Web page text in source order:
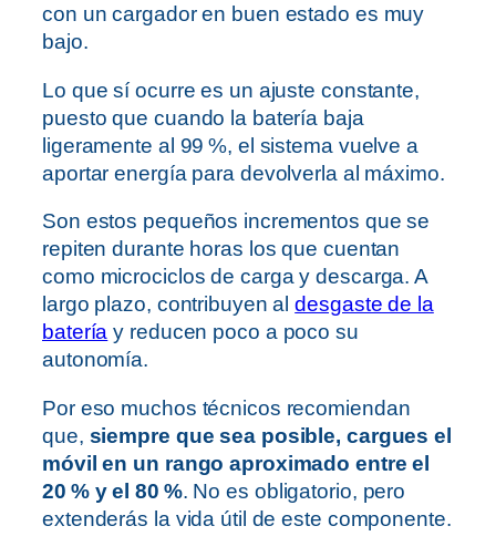
con un cargador en buen estado es muy
bajo.
Lo que sí ocurre es un ajuste constante,
puesto que cuando la batería baja
ligeramente al 99 %, el sistema vuelve a
aportar energía para devolverla al máximo.
Son estos pequeños incrementos que se
repiten durante horas los que cuentan
como microciclos de carga y descarga. A
largo plazo, contribuyen aldesgaste de la
batería y reducen poco a poco su
autonomía.
Por eso muchos técnicos recomiendan
que, siempre que sea posible, cargues el
móvil en un rango aproximado entre el
20 % y el 80 %. No es obligatorio, pero
extenderás la vida útil de este componente.